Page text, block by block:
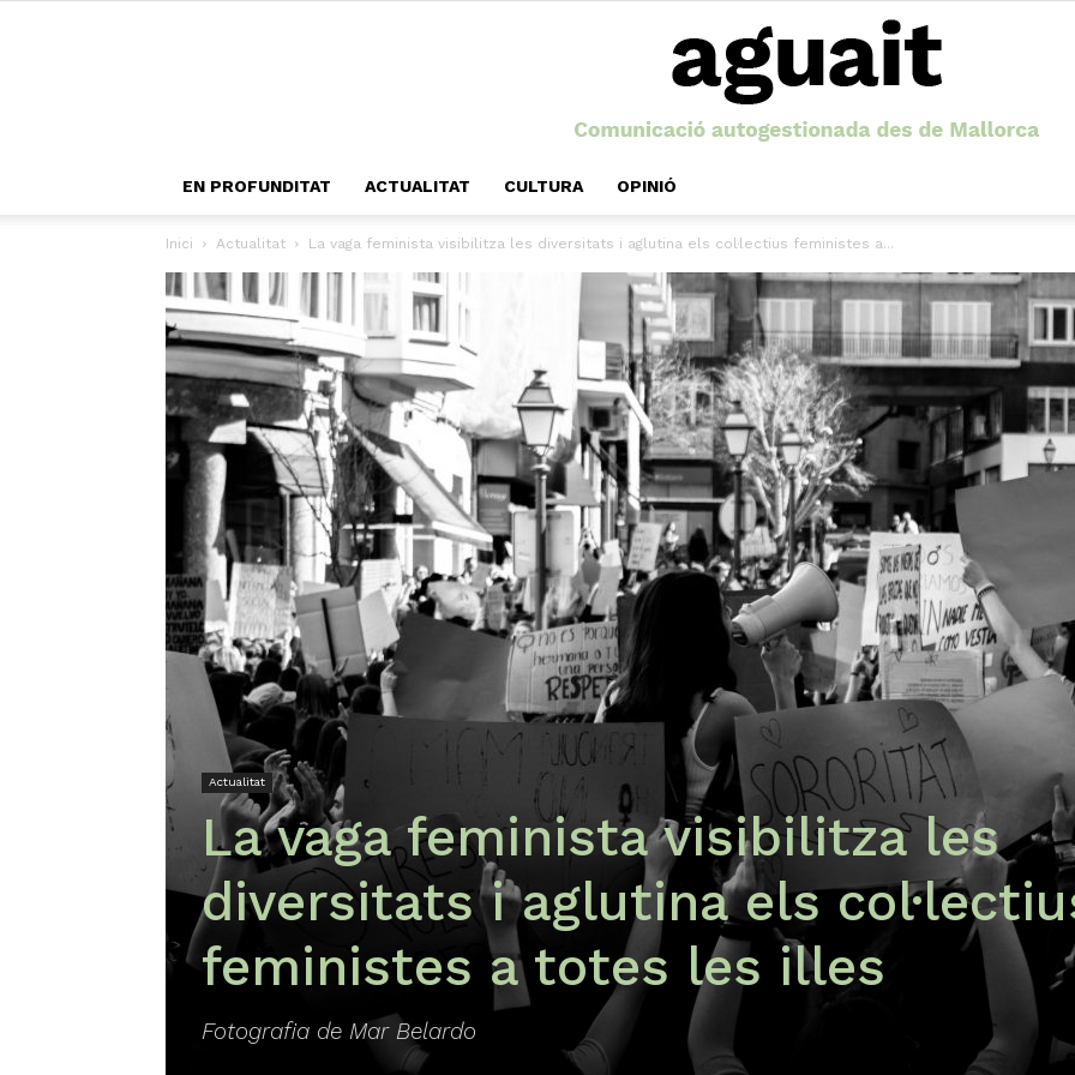
EN PROFUNDITAT ACTUALITAT CULTURA OPINIÓ
Inici Actualitat La vaga feminista visibilitza les diversitats i aglutina els col·lectius feministes a...
Actualitat
La vaga feminista visibilitza les
diversitats i aglutina els
feministes a totes les illes
Fotografia de Mar Belardo